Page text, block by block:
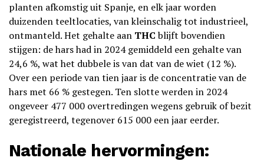
planten afkomstig uit Spanje, en elk jaar worden
duizenden teeltlocaties, van kleinschalig tot industrieel,
ontmanteld. Het gehalte aan THCblijft bovendien
stijgen: de hars had in 2024 gemiddeld een gehalte van
24,6 %, wat het dubbele is van dat van de wiet (12 %).
Over een periode van tien jaar is de concentratie van de
hars met 66 % gestegen. Ten slotte werden in 2024
ongeveer 477 000 overtredingen wegens gebruik of bezit
geregistreerd, tegenover 615 000 een jaar eerder.
Nationale hervormingen: